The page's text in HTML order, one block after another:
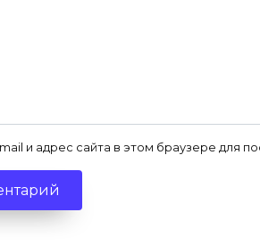
и адрес сайта в этом браузере для